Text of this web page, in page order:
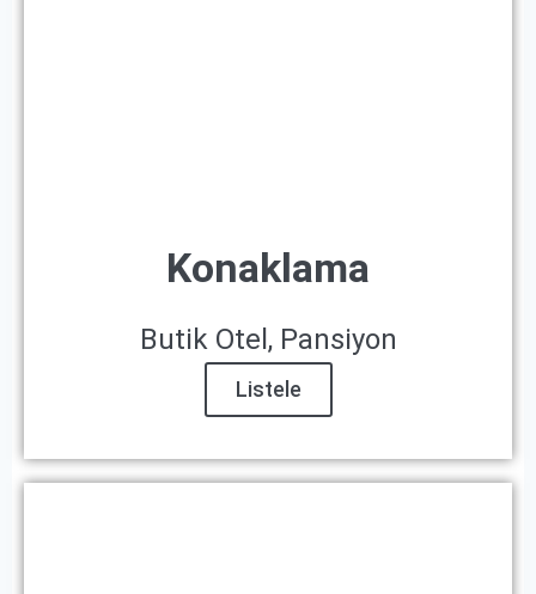
Konaklama
Butik Otel, Pansiyon
Listele